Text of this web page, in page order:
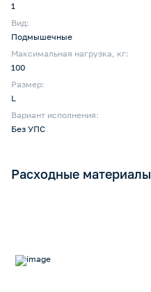
1
Вид:
Подмышечные
Максимальная нагрузка, кг:
100
Размер:
L
Вариант исполнения:
Без УПС
Расходные материалы